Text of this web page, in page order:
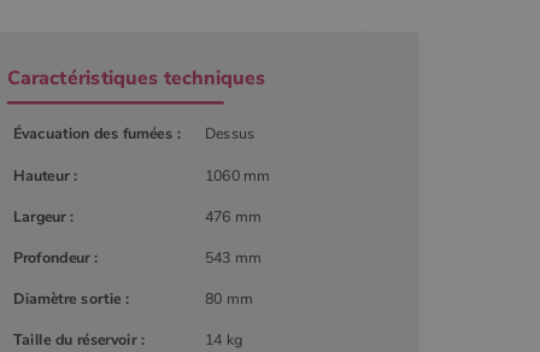
Caractéristiques techniques
Évacuation des fumées : Dessus
Hauteur : 1060 mm
Largeur : 476 mm
Profondeur : 543 mm
Diamètre sortie :
80 mm
Taille du réservoir :
14 kg